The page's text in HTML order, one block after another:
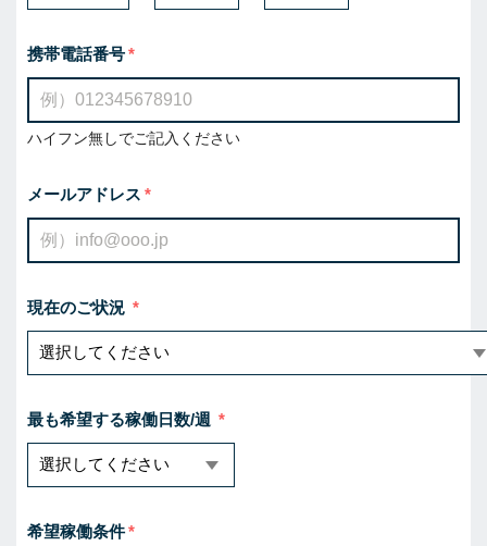
携帯電話番号
ハイフン無しでご記入ください
メールアドレス
現在のご状況
最も希望する稼働日数/週
希望稼働条件